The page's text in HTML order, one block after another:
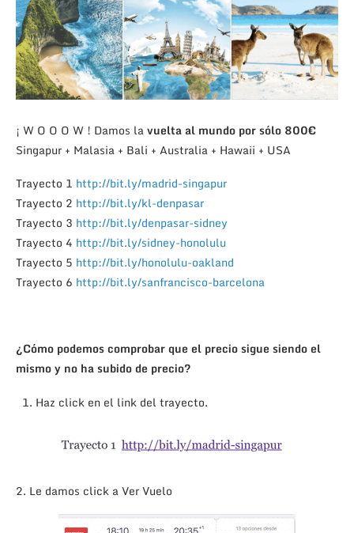
¡ W O O O W ! Damos lavuelta al mundo por sólo 800€
Singapur + Malasia + Bali + Australia + Hawaii + USA
Trayecto 1 http://bit.ly/madrid-singapur
Trayecto 2 http://bit.ly/kl-denpasar
Trayecto 3 http://bit.ly/denpasar-sidney
Trayecto 4 http://bit.ly/sidney-honolulu
Trayecto 5 http://bit.ly/honolulu-oakland
Trayecto 6 http://bit.ly/sanfrancisco-barcelona
¿Cómo podemos comprobar que el precio sigue siendo el
mismo y no ha subido de precio?
Haz click en el link del trayecto.
2. Le damos click a Ver Vuelo